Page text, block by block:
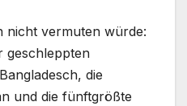
nicht vermuten würde:
geschleppten
die
und die fünftgrößte